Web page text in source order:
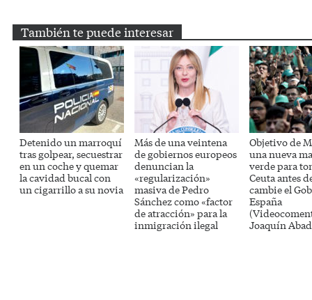
También te puede interesar
Detenido un marroquí
tras golpear, secuestrar
en un coche y quemar
la cavidad bucal con
un cigarrillo a su novia
Más de una veintena
de gobiernos europeos
denuncian la
«regularización»
masiva de Pedro
Sánchez como «factor
de atracción» para la
inmigración ilegal
Objetivo de
una nueva
verde para
Ceuta antes
cambie el
España
Joaquín